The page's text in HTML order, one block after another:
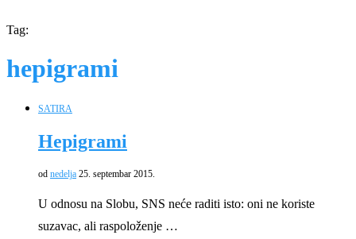
Tag:
hepigrami
SATIRA
Hepigrami
od nedelja 25. septembar 2015.
U odnosu na Slobu, SNS neće raditi isto: oni ne koriste
suzavac, ali raspoloženje …